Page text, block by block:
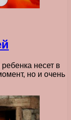
несет в
но и очень